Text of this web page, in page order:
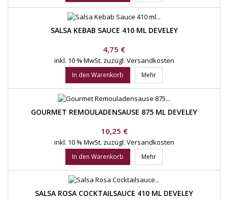
SALSA KEBAB SAUCE 410 ML DEVELEY
Preis
4,75 €
inkl. 10 % MwSt. zuzügl. Versandkosten
In den Warenkorb Mehr
GOURMET REMOULADENSAUSE 875 ML DEVELEY
Preis
10,25 €
inkl. 10 % MwSt. zuzügl. Versandkosten
In den Warenkorb Mehr
SALSA ROSA COCKTAILSAUCE 410 ML DEVELEY